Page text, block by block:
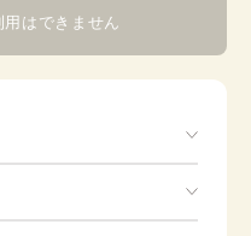
はできません
染めぼかしが入れられ、